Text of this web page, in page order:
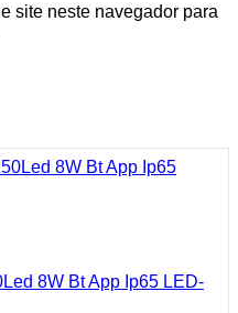
site neste navegador para
8W Bt App Ip65 LED-